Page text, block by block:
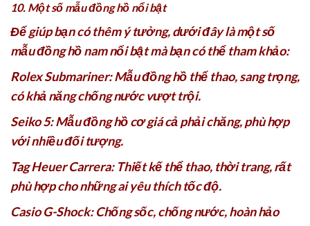
10. Một số mẫu đồng hồ nổi bật
Để giúp bạn có thêm ý tưởng, dưới đây là một số
mẫu đồng hồ nam nổi bật mà bạn có thể tham khảo:
Rolex Submariner: Mẫu đồng hồ thể thao, sang trọng,
có khả năng chống nước vượt trội.
Seiko 5: Mẫu đồng hồ cơ giá cả phải chăng, phù hợp
với nhiều đối tượng.
Tag Heuer Carrera: Thiết kế thể thao, thời trang, rất
phù hợp cho những ai yêu thích tốc độ.
Casio G-Shock: Chống sốc, chống nước, hoàn hảo